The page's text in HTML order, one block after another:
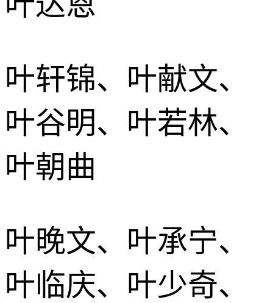
叶轩锦、叶献文、
叶谷明、叶若林、
叶朝曲
叶晚文、叶承宁、
叶临庆、叶少奇、